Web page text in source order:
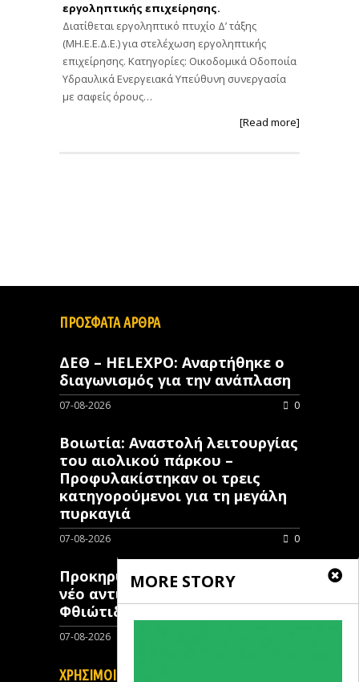
εργοληπτικής επιχείρησης.
Διατίθεται εργοληπτικό πτυχίο Δ’ τάξης
(ΜΗ.Ε.Ε.Δ.Ε.) για στελέχωση εργοληπτικής
επιχείρησης. Κατηγορίες: Οικοδομικά Οδοποιία
Υδραυλικά Ενεργειακά Υπεύθυνη συνεργασία
με σαφείς όρους…
[Read more]
MORE STORY
ΠΡΟΣΦΑΤΑ ΑΡΘΡΑ
ΔΕΘ – HELEXPO: Αναρτήθηκε ο
διαγωνισμός για την ανάπλαση
07-08-2026 0
Βοιωτία: Αναστολή λειτουργίας
του αιολικού πάρκου –
Προφυλακίστηκαν οι τρεις
κατηγορούμενοι για τη μεγάλη
πυρκαγιά
07-08-2026 0
Προκηρύχθηκε διαγωνισμός για
νέo αντιπλημμυρικό έργο στη
Φθιώτιδα
07-08-2026
ΧΡΗΣΙΜΟΙ ΣΥΝΔΕΣΜΟΙ